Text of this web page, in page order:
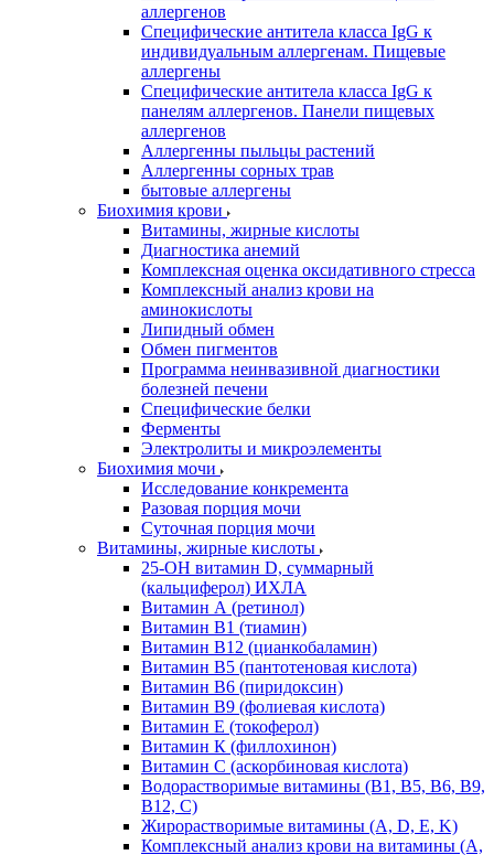
аллергенов
Специфические антитела класса IgG к
индивидуальным аллергенам. Пищевые
аллергены
Специфические антитела класса IgG к
панелям аллергенов. Панели пищевых
аллергенов
Аллергенны пыльцы растений
Аллергенны сорных трав
бытовые аллергены
Биохимия крови
Витамины, жирные кислоты
Диагностика анемий
Комплексная оценка оксидативного стресса
Комплексный анализ крови на
аминокислоты
Липидный обмен
Обмен пигментов
Программа неинвазивной диагностики
болезней печени
Специфические белки
Ферменты
Электролиты и микроэлементы
Биохимия мочи
Исследование конкремента
Разовая порция мочи
Суточная порция мочи
Витамины, жирные кислоты
25-OH витамин D, суммарный
(кальциферол) ИХЛА
Витамин А (ретинол)
Витамин В1 (тиамин)
Витамин В12 (цианкобаламин)
Витамин В5 (пантотеновая кислота)
Витамин В6 (пиридоксин)
Витамин В9 (фолиевая кислота)
Витамин Е (токоферол)
Витамин К (филлохинон)
Витамин С (аскорбиновая кислота)
Водорастворимые витамины (B1, B5, B6, В9,
В12, С)
Жирорастворимые витамины (A, D, E, K)
Комплексный анализ крови на витамины (A,